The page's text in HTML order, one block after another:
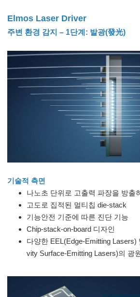
Elmos Laser Driver
주변 환경 감지 – 1단계: 발광(發光)
기술적 측면
나노초 단위로 고출력 파장을 방출
고도로 집적된 멀티칩 die-stack
기능안전 기준에 따른 진단 기능
Chip-stack-on-board 디자인
다양한 EEL(Edge-Emitting Lasers)
vity Surface-Emitting Lasers)의 광